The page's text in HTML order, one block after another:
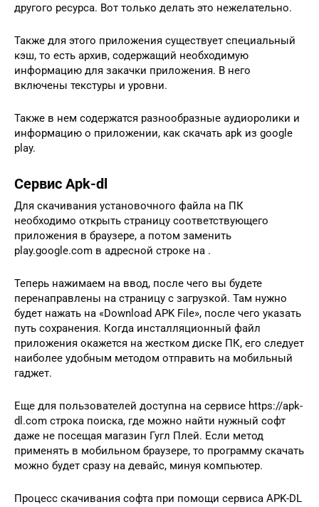
другого ресурса. Вот только делать это нежелательно.
Также для этого приложения существует специальный
кэш, то есть архив, содержащий необходимую
информацию для закачки приложения. В него
включены текстуры и уровни.
Также в нем содержатся разнообразные аудиоролики и
информацию о приложении, как скачать apk из google
play.
Сервис Apk-dl
Для скачивания установочного файла на ПК
необходимо открыть страницу соответствующего
приложения в браузере, а потом заменить
play.google.com в адресной строке на .
Теперь нажимаем на ввод, после чего вы будете
перенаправлены на страницу с загрузкой. Там нужно
будет нажать на «Download APK File», после чего указать
путь сохранения. Когда инсталляционный файл
приложения окажется на жестком диске ПК, его следует
наиболее удобным методом отправить на мобильный
гаджет.
Еще для пользователей доступна на сервисе https://apk-
dl.com строка поиска, где можно найти нужный софт
даже не посещая магазин Гугл Плей. Если метод
применять в мобильном браузере, то программу скачать
можно будет сразу на девайс, минуя компьютер.
Процесс скачивания софта при помощи сервиса APK-DL